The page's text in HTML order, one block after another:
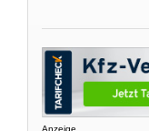
Anzeige